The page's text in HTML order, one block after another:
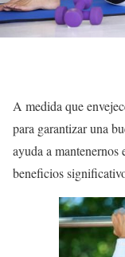
A medida que
para garantizar una
ayuda a
beneficios